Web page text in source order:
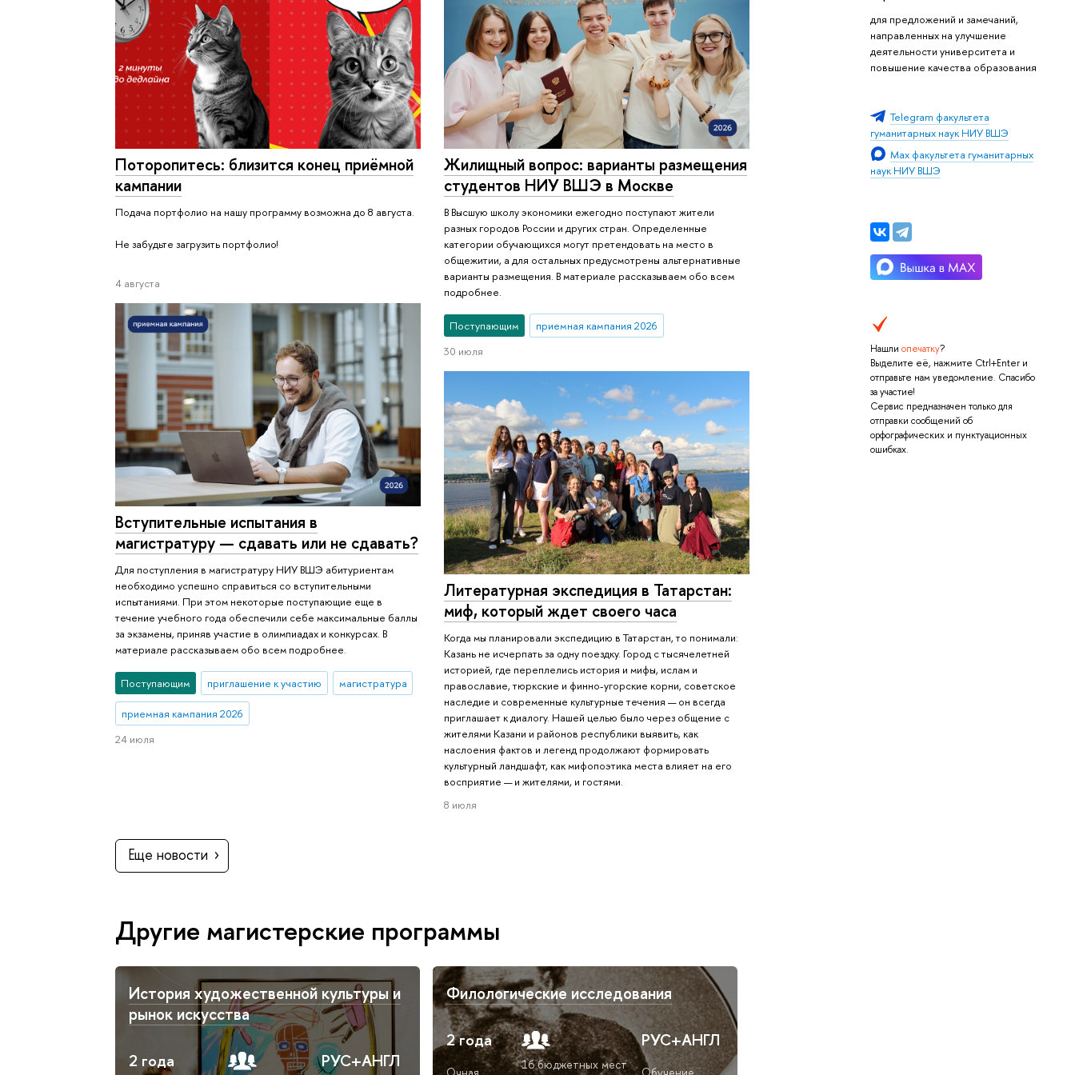
для предложений и замечаний,
направленных на улучшение
деятельности университета и
повышение качества образования
Telegram факультета
гуманитарных наук НИУ ВШЭ
Max факультета гуманитарных
наук НИУ ВШЭ
Нашли опечатку?
Выделите её, нажмите Ctrl+Enter и
отправьте нам уведомление. Спасибо
за участие!
Сервис предназначен только для
отправки сообщений об
орфографических и пунктуационных
ошибках.
Поторопитесь: близится конец приёмной
кампании
Подача портфолио на нашу программу возможна до 8 августа.
Не забудьте загрузить портфолио!
4 августа
Жилищный вопрос: варианты размещения
студентов НИУ ВШЭ в Москве
В Высшую школу экономики ежегодно поступают жители
разных городов России и других стран. Определенные
категории обучающихся могут претендовать на место в
общежитии, а для остальных предусмотрены альтернативные
варианты размещения. В материале рассказываем обо всем
подробнее.
Поступающим
приемная кампания 2026
30 июля
Вступительные испытания в
магистратуру — сдавать или не сдавать?
Для поступления в магистратуру НИУ ВШЭ абитуриентам
необходимо успешно справиться со вступительными
испытаниями. При этом некоторые поступающие еще в
течение учебного года обеспечили себе максимальные баллы
за экзамены, приняв участие в олимпиадах и конкурсах. В
материале рассказываем обо всем подробнее.
Поступающим приглашение к участию магистратура
приемная кампания 2026
24 июля
Литературная экспедиция в Татарстан:
миф, который ждет своего часа
Когда мы планировали экспедицию в Татарстан, то понимали:
Казань не исчерпать за одну поездку. Город с тысячелетней
историей, где переплелись история и мифы, ислам и
православие, тюркские и финно-угорские корни, советское
наследие и современные культурные течения — он всегда
приглашает к диалогу. Нашей целью было через общение с
жителями Казани и районов республики выявить, как
наслоения фактов и легенд продолжают формировать
культурный ландшафт, как мифопоэтика места влияет на его
восприятие — и жителями, и гостями.
8 июля
Еще новости
Другие магистерские программы
История художественной культуры и
рынок искусства
2 года РУС+АНГЛ
Филологические исследования
2 года
16 бюджетных мест
РУС+АНГЛ